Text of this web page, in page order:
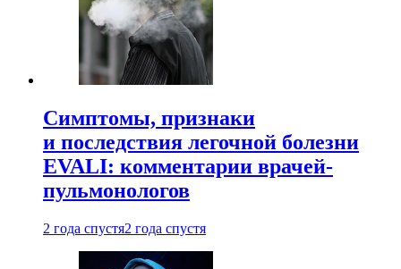
Симптомы, признаки
и последствия легочной болезни
EVALI: комментарии врачей-
пульмонологов
2 года спустя2 года спустя